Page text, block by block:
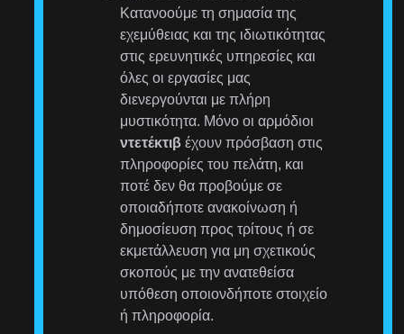
Κατανοούμε τη σημασία της
εχεμύθειας και της ιδιωτικότητας
στις ερευνητικές υπηρεσίες και
όλες οι εργασίες μας
διενεργούνται με πλήρη
μυστικότητα. Μόνο οι αρμόδιοι
ντετέκτιβ έχουν πρόσβαση στις
πληροφορίες του πελάτη, και
ποτέ δεν θα προβούμε σε
οποιαδήποτε ανακοίνωση ή
δημοσίευση προς τρίτους ή σε
εκμετάλλευση για μη σχετικούς
σκοπούς με την ανατεθείσα
υπόθεση οποιονδήποτε στοιχείο
ή πληροφορία.